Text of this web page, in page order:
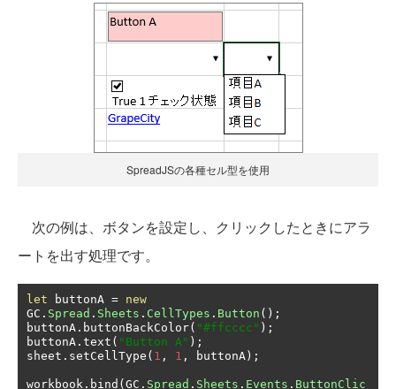
SpreadJSの各種セル型を使用
次の例は、ボタンを設定し、クリックしたときにアラ
ートを出す処理です。
let buttonA = new
GC . Spread . Sheets . CellTypes . Button ();
buttonA . buttonBackColor( "#ffcccc" );
buttonA . text ( "Button A" );
sheet . setCellType ( 1 , 1 , buttonA );
workbook . bind (GC . Spread . Sheets . Events . ButtonClic